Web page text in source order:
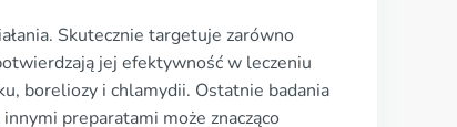
Skutecznie targetuje zarówno
jej efektywność w leczeniu
boreliozy i chlamydii. Ostatnie badania
preparatami może znacząco